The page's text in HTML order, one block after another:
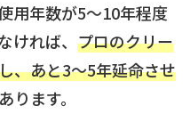
用年数が5〜10年程度
ければ、 プロのクリー
、あと3〜5年延命させ
ります。